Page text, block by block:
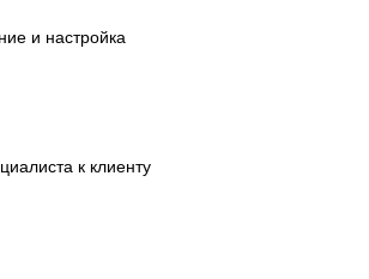
и настройка
к клиенту